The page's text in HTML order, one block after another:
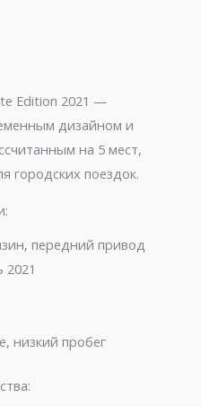
Edition 2021 —
дизайном и
на 5 мест,
городских поездок.
передний привод
низкий пробег